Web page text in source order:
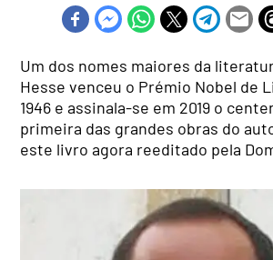
Um dos nomes maiores da
Hesse venceu o Prémio Nobel de
1946 e assinala-se em 2019 o
primeira das grandes obras do
este livro agora reeditado pela